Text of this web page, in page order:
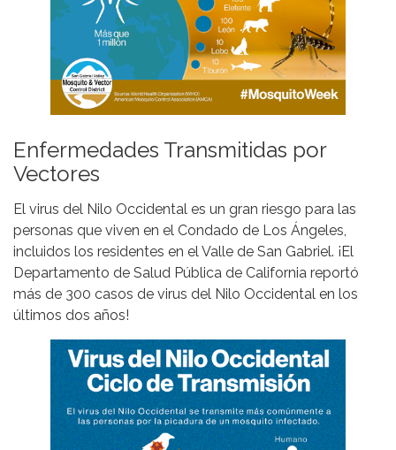
Enfermedades Transmitidas por
Vectores
El virus del Nilo Occidental es un gran riesgo para las
personas que viven en el Condado de Los Ángeles,
incluidos los residentes en el Valle de San Gabriel. ¡El
Departamento de Salud Pública de California reportó
más de 300 casos de virus del Nilo Occidental en los
últimos dos años!